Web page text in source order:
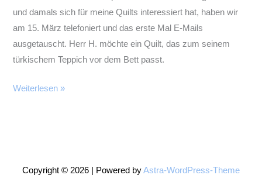
und damals sich für meine Quilts interessiert hat, haben wir
am 15. März telefoniert und das erste Mal E-Mails
ausgetauscht. Herr H. möchte ein Quilt, das zum seinem
türkischem Teppich vor dem Bett passt.
Der
Weiterlesen »
Copyright © 2026 | Powered byAstra-WordPress-Theme